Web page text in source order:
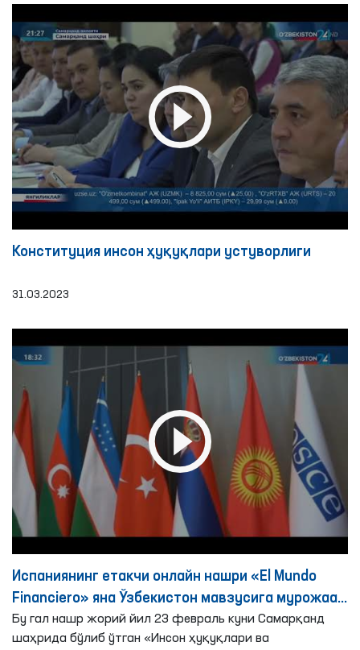
Конституция инсон ҳуқуқлари устуворлиги
31.03.2023
Испаниянинг етакчи онлайн нашри «El Mundo
Financiero» яна Ўзбекистон мавзусига мурожаат
қилди.
Бу гал нашр жорий йил 23 февраль куни Самарқанд
шаҳрида бўлиб ўтган «Инсон ҳуқуқлари ва